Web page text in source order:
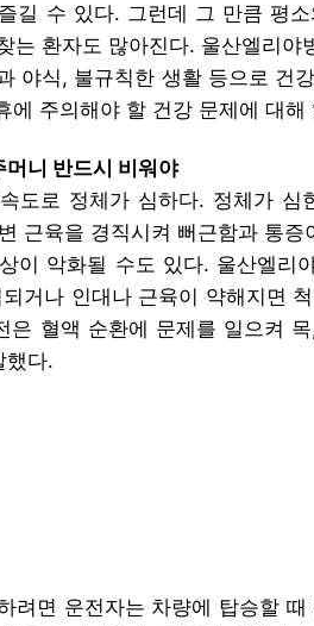
길 수 있다. 그런데 그 만큼 평
는 환자도 많아진다. 울산엘리야
야식, 불규칙한 생활 등으로 건
에 주의해야 할 건강 문제에 대해
니 반드시 비워야
도로 정체가 심하다. 정체가 심
근육을 경직시켜 뻐근함과 통
이 악화될 수도 있다. 울산엘리
거나 인대나 근육이 약해지면
은 혈액 순환에 문제를 일으켜
했다.
려면 운전자는 차량에 탑승할